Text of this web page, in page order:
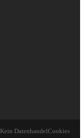
Kein DatenhandelCookies